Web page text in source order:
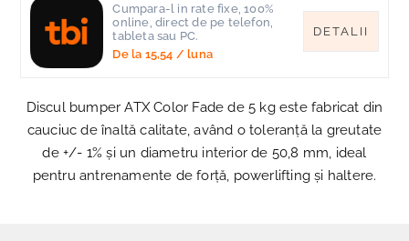
Cumpara-l in rate fixe, 100%
online, direct de pe telefon,
tableta sau PC.
De la 15,54 / luna
DETALII
Discul bumper ATX Color Fade de 5 kg este fabricat din
cauciuc de înaltă calitate, având o toleranță la greutate
de +/- 1% și un diametru interior de 50,8 mm, ideal
pentru antrenamente de forță, powerlifting și haltere.